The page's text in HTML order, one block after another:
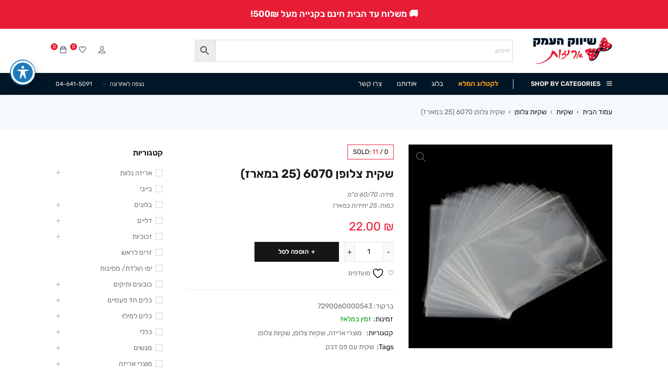
🚚 משלוח עד הבית חינם בקנייה מעל 500₪!
0 0
SHOP BY CATEGORIES לקטלוג המלא בלוג אודותנו צרו קשר 04-641-5091 נצפה לאחרונה
עמוד הבית › שקיות › שקיות צלופן › שקית צלופן 6070 (25 במארז)
SOLD: 11 / 0
שקית צלופן 6070 (25 במארז)
מידה: 60/70 ס”מ
כמות: 25 יחידות במארז
22.00 ₪
הוספה לסל
מועדפים
ברקוד: 7290060000543
זמינות: זמין במלאי!
קטגוריות:
מוצרי אריזה, שקיות צלופן, שקיות צלופן
Tags: שקית עם פס דבק
קטגוריות
אריזה נלוות
בייבי
בלונים
דליים
זכוכיות
זרים לראש
ימי הולדת/ מסיבות
כובעים ותיקים
כלים חד פעמיים
כלים למילוי
כללי
מגשים
מוצרי אריזה